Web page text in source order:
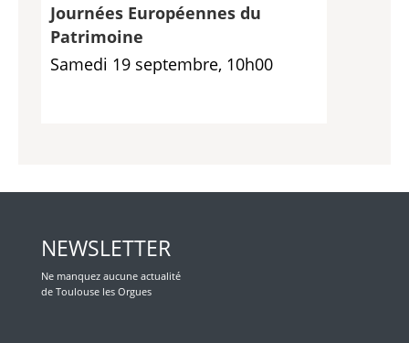
Journées Européennes du
Patrimoine
Samedi 19 septembre, 10h00
NEWSLETTER
Ne manquez aucune actualité
de Toulouse les Orgues